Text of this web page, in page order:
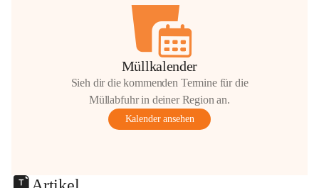
Müllkalender
Sieh dir die kommenden Termine für die
Müllabfuhr in deiner Region an.
Kalender ansehen